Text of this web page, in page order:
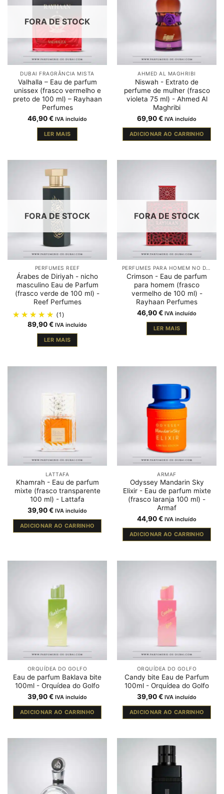
FORA DE STOCK
DUBAI FRAGRÂNCIA MISTA
Valhalla – Eau de parfum
unissex (frasco vermelho e
preto de 100 ml) – Rayhaan
Perfumes
46,90€ IVA incluído
LER MAIS
AHMED AL MAGHRIBI
Niswah - Extrato de
perfume de mulher (frasco
violeta 75 ml) - Ahmed Al
Maghribi
69,90€ IVA incluído
ADICIONAR AO CARRINHO
FORA DE STOCK
PERFUMES REEF
Árabes de Diriyah - nicho
masculino Eau de Parfum
(frasco verde de 100 ml) -
Reef Perfumes
(1)
89,90€ IVA incluído
LER MAIS
FORA DE STOCK
Crimson - Eau de parfum
para homem (frasco
vermelho de 100 ml) -
Rayhaan Perfumes
46,90€ IVA incluído
LER MAIS
LATTAFA
Khamrah - Eau de parfum
mixte (frasco transparente
100 ml) - Lattafa
39,90€ IVA incluído
ADICIONAR AO CARRINHO
ARMAF
Odyssey Mandarin Sky
Elixir - Eau de parfum mixte
(frasco laranja 100 ml) -
Armaf
44,90€ IVA incluído
ADICIONAR AO CARRINHO
ORQUÍDEA DO GOLFO
Eau de parfum Baklava bite
100ml - Orquídea do Golfo
39,90€ IVA incluído
ADICIONAR AO CARRINHO
ORQUÍDEA DO GOLFO
Candy bite Eau de Parfum
100ml - Orquídea do Golfo
39,90€ IVA incluído
ADICIONAR AO CARRINHO